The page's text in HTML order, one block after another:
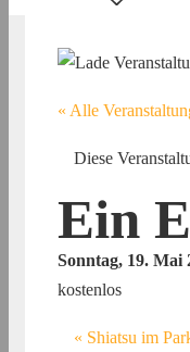
« Alle
Diese
Ein
Sonntag, 19. Mai
kostenlos
« Shiatsu im